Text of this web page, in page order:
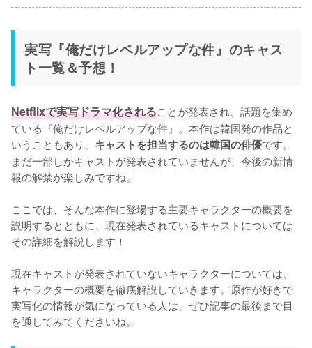
実写『俺だけレベルアップな件』のキャス
ト一覧＆予想！
Netflixで実写ドラマ化されることが発表され、話題を集め
ている『俺だけレベルアップな件』。本作は韓国発の作品と
いうこともあり、 キャストを担当するのは韓国の俳優です。
まだ一部しかキャストが発表されていませんが、今後の新情
報の解禁が楽しみですね。
ここでは、そんな本作に登場する主要キャラクターの概要を
説明するとともに、現在発表されているキャストについては
その詳細を解説します！
現在キャストが発表されていないキャラクターについては、
キャラクターの概要を徹底解説していきます。原作が好きで
実写化の情報が気になっている人は、ぜひ記事の最後まで目
を通してみてくださいね。